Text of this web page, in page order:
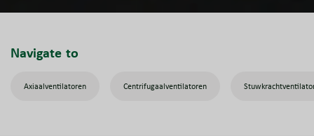
Navigate to
Axiaalventilatoren Centrifugaalventilatoren